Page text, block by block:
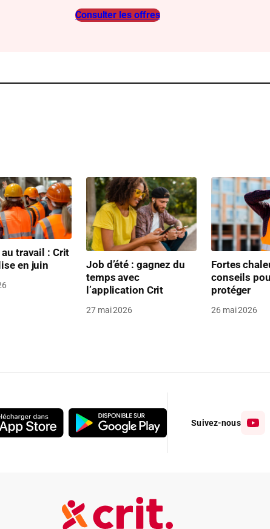
Consulter les offres
travail : Crit
en juin
Job d’été : gagnez du
temps avec
l’application Crit
27 mai 2026
Fortes
conseils
protéger
26 mai 2026